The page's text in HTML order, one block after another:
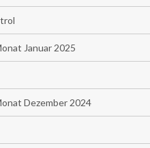
Januar 2025
Dezember 2024